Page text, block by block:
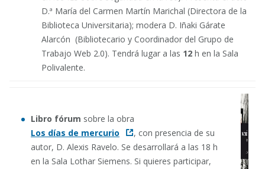
D.ª María del Carmen Martín Marichal (Directora de la
Biblioteca Universitaria); modera D. Iñaki Gárate
Alarcón (Bibliotecario y Coordinador del Grupo de
Trabajo Web 2.0). Tendrá lugar a las 12 h en la Sala
Polivalente.
Libro fórum sobre la obra
Los días de mercurio
, con presencia de su
autor, D. Alexis Ravelo. Se desarrollará a las 18 h
en la Sala Lothar Siemens. Si quieres participar,